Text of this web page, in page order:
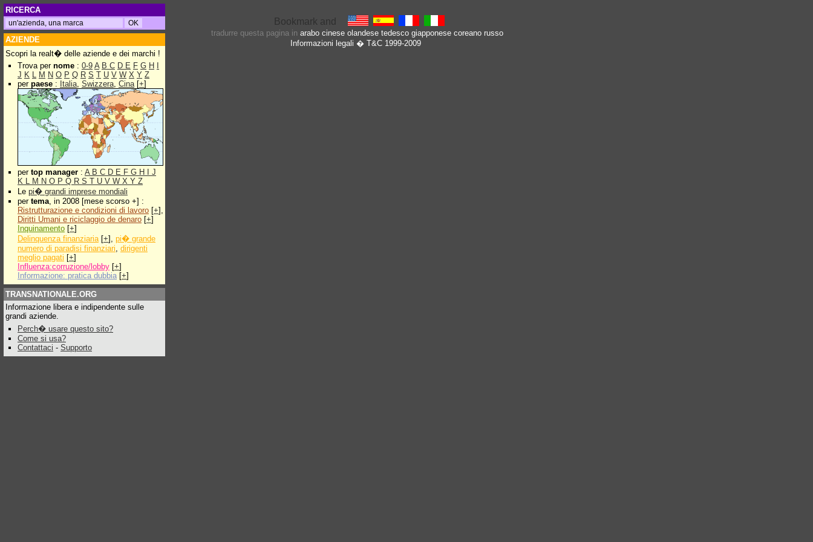
RICERCA
AZIENDE
Scopri la realt� delle aziende e dei marchi !
Trova per nome : 0-9 A B C D E F G H
J K L M N O P Q R S T U V W X Y Z
per paese : Italia, Swizzera, Cina[+]
per top manager : A B C D E F G H
J
K L M N O P Q R S T U V W X Y Z
Le pi� grandi imprese mondiali
per tema, in 2008 [mese scorso +] :
Ristrutturazione e condizioni di lavoro [+],
Diritti Umani e riciclaggio de denaro [+]
Inquinamento [+]
Delinquenza finanziaria[+], pi� grande
numero di paradisi finanziari, dirigenti
meglio pagati [+]
Influenza:corruzione/lobby [+]
Informazione: pratica dubbia [+]
TRANSNATIONALE.ORG
Informazione libera e indipendente sulle
grandi aziende.
Perch� usare questo sito?
Come si usa?
Contattaci - Supporto
tradurre questa pagina in arabo cinese olandese tedesco giapponese coreano russo
Informazioni legali � T&C 1999-2009